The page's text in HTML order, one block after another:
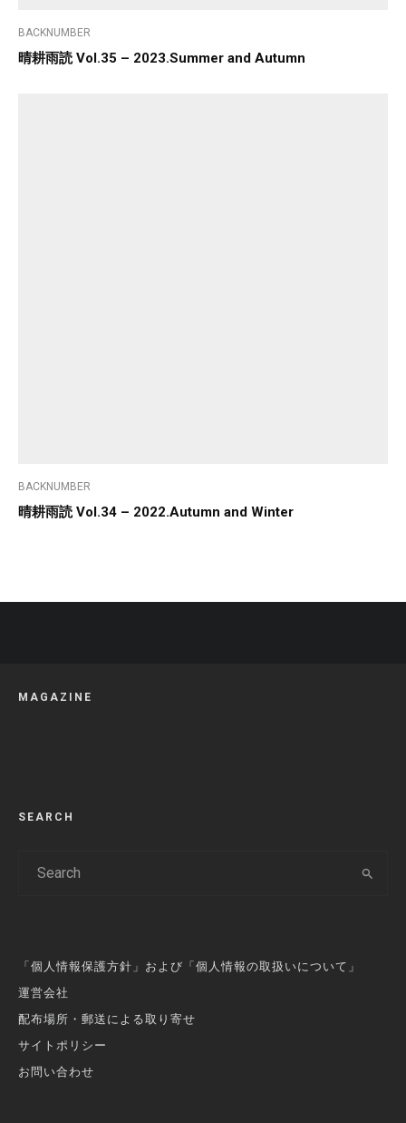
BACKNUMBER
晴耕雨読 Vol.35 – 2023.Summer and Autumn
BACKNUMBER
晴耕雨読 Vol.34 – 2022.Autumn and Winter
MAGAZINE
SEARCH
「個人情報保護方針」および「個人情報の取扱いについて」
運営会社
配布場所・郵送による取り寄せ
サイトポリシー
お問い合わせ